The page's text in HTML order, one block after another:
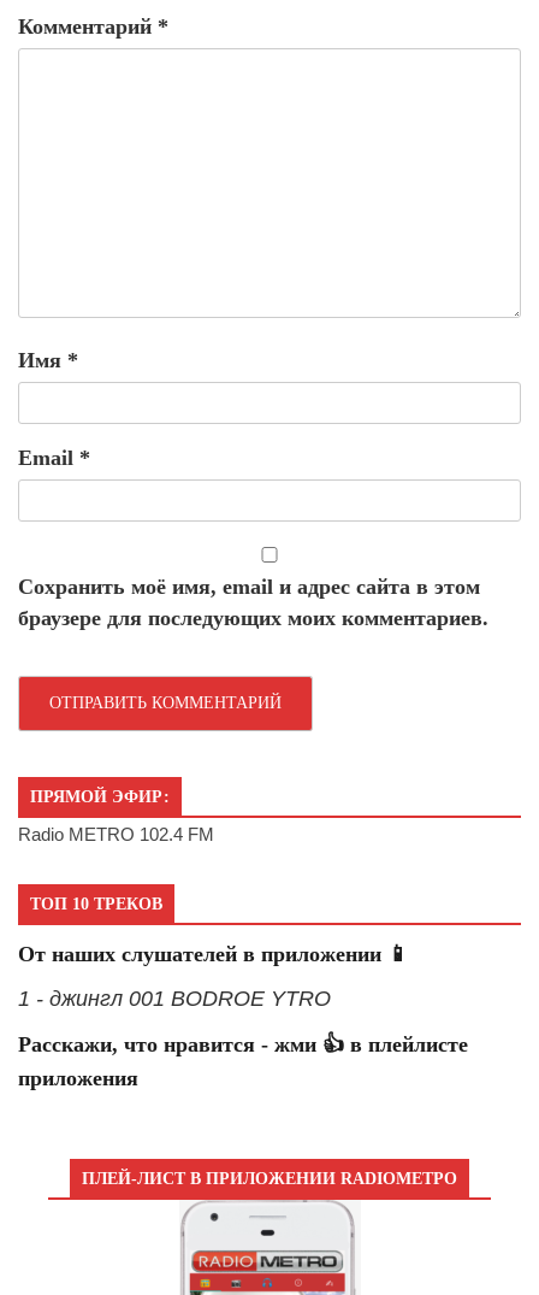
Комментарий *
Имя *
Email *
Сохранить моё имя, email и адрес сайта в этом
браузере для последующих моих комментариев.
ПРЯМОЙ ЭФИР:
Radio METRO 102.4 FM
ТОП 10 ТРЕКОВ
От наших слушателей в приложении 📱
1 - джингл 001 BODROE YTRO
Расскажи, что нравится - жми 👍 в плейлисте
приложения
ПЛЕЙ-ЛИСТ В ПРИЛОЖЕНИИ RADIOМЕТРО